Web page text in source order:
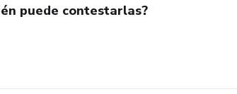
puede contestarlas?